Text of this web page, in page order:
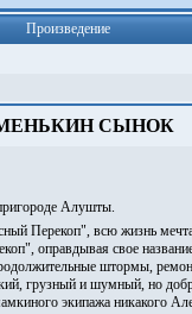
Произведение
СЫНОК
Алушты.
Перекоп", всю жизнь
оправдывая свое
штормы,
грузный и шумный, но
экипажа никакого